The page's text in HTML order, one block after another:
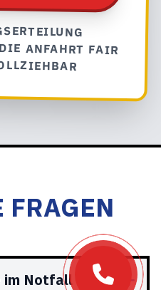
ANFAHRT FAIR
FRAGEN
im Notfall da?